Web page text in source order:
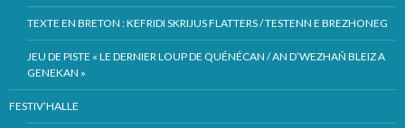
TEXTE EN BRETON : KEFRIDI SKRIJUS FLATTERS / TESTENN E BREZHONEG
JEU DE PISTE « LE DERNIER LOUP DE QUÉNÉCAN / AN D’WEZHAÑ BLEIZ A
GENEKAN »
FESTIV’HALLE